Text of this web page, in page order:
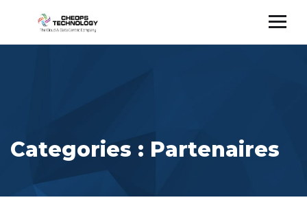
Categories : Partenaires